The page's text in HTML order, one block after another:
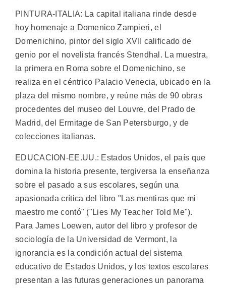
PINTURA-ITALIA: La capital italiana rinde desde
hoy homenaje a Domenico Zampieri, el
Domenichino, pintor del siglo XVII calificado de
genio por el novelista francés Stendhal. La muestra,
la primera en Roma sobre el Domenichino, se
realiza en el céntrico Palacio Venecia, ubicado en la
plaza del mismo nombre, y reúne más de 90 obras
procedentes del museo del Louvre, del Prado de
Madrid, del Ermitage de San Petersburgo, y de
colecciones italianas.
EDUCACION-EE.UU.: Estados Unidos, el país que
domina la historia presente, tergiversa la enseñanza
sobre el pasado a sus escolares, según una
apasionada crítica del libro "Las mentiras que mi
maestro me contó" ("Lies My Teacher Told Me").
Para James Loewen, autor del libro y profesor de
sociología de la Universidad de Vermont, la
ignorancia es la condición actual del sistema
educativo de Estados Unidos, y los textos escolares
presentan a las futuras generaciones un panorama